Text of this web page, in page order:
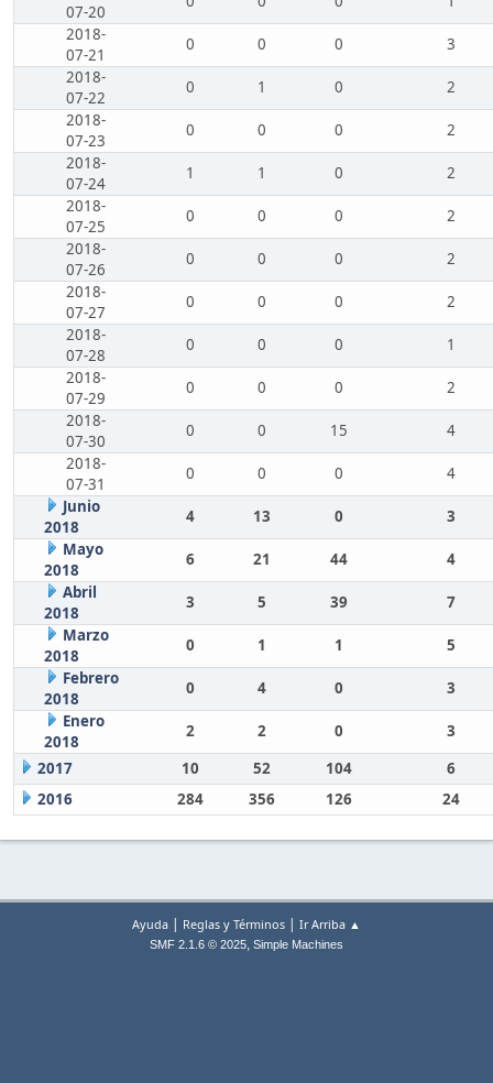
07-20
2018-
07-21
0 0 0
3
2018-
07-22
0 1 0
2
2018-
07-23
0 0 0
2
2018-
07-24
1 1 0
2
2018-
07-25
0 0 0
2
2018-
07-26
0 0 0
2
2018-
07-27
0 0 0
2
2018-
07-28
0 0 0
1
2018-
07-29
0 0 0
2
2018-
07-30
0 0 15
4
2018-
07-31
0 0 0
4
Junio
2018
4 13 0
3
Mayo
2018
6 21 44
4
Abril
2018
3 5 39
7
Marzo
2018
0 1 1
5
Febrero
2018
0 4 0
3
Enero
2018
2 2 0
3
2017
10 52 104
6
2016
284 356 126 24
Ayuda | Reglas y Términos | Ir Arriba ▲
SMF 2.1.6 © 2025, Simple Machines